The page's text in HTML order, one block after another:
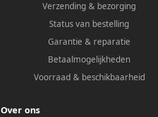
Verzending & bezorging
Status van bestelling
Garantie & reparatie
Betaalmogelijkheden
Voorraad & beschikbaarheid
Over ons